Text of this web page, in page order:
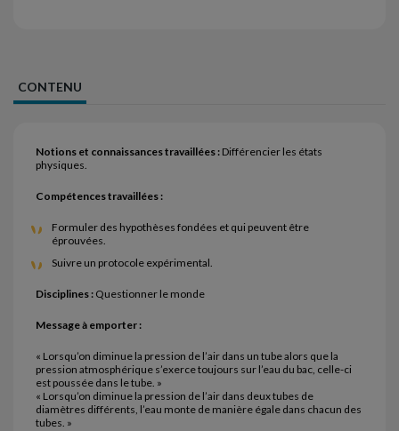
CONTENU
Notions et connaissances travaillées : Différencier les états
physiques.
Compétences travaillées :
Formuler des hypothèses fondées et qui peuvent être
éprouvées.
Suivre un protocole expérimental.
Disciplines : Questionner le monde
Message à emporter :
« Lorsqu’on diminue la pression de l’air dans un tube alors que la
pression atmosphérique s’exerce toujours sur l’eau du bac, celle-ci
est poussée dans le tube. »
« Lorsqu’on diminue la pression de l’air dans deux tubes de
diamètres différents, l’eau monte de manière égale dans chacun des
tubes. »